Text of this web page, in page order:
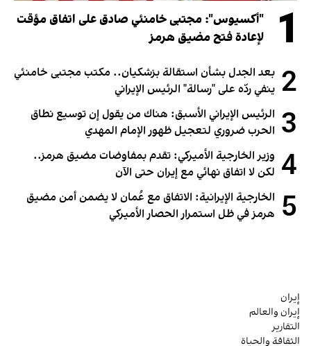
1
"أكسيوس": مجتبى خامنئي صادق على اتفاق مؤقت
لإعادة فتح مضيق هرمز
2 بعد الجدل بشأن استقالة بزشكيان.. مكتب مجتبى خامنئي
ينفي ردّه على "رسالة" الرئيس الإيراني
3 الرئيس الإيراني الأسبق: هناك من يقول إن توسيع نطاق
الحرب ضروري لتعجيل ظهور الإمام المهدي
4 وزير الخارجية الأميركي: تقدم بمفاوضات مضيق هرمز..
لكن لا اتفاق نهائي مع إيران حتى الآن
5 الخارجية الإيرانية: الاتفاق مع عُمان لا يضمن أمن مضيق
هرمز في ظل استمرار الحصار الأميركي
إيران
إيران والعالم
التقارير
الثقافة والحياة